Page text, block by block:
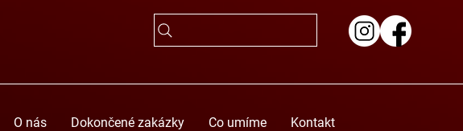
O nás Dokončené zakázky Co umíme Kontakt